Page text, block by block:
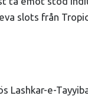
slots från
e-